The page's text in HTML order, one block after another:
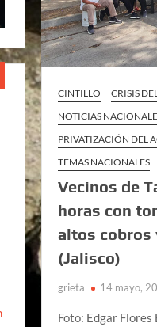
CINTILLO CRISIS
NOTICIAS
PRIVATIZACIÓN DEL
TEMAS NACIONALES
Vecinos de
horas con
altos cobros
(Jalisco)
grieta 14 mayo,
Foto: Edgar